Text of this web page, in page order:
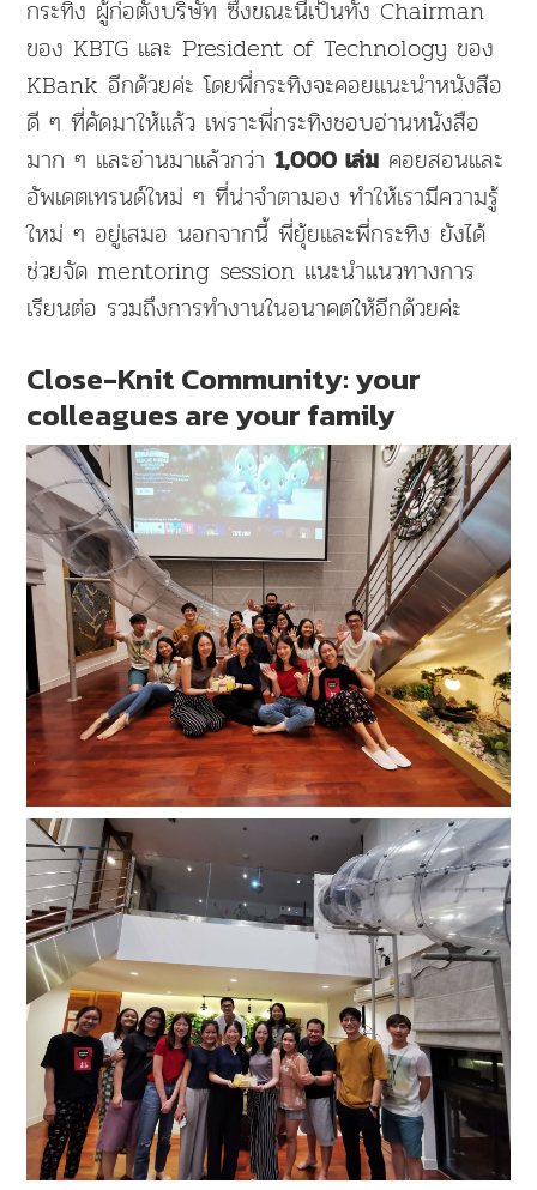
กระทิง ผู้ก่อตั้งบริษัท ซึ่งขณะนี้เป็นทั้ง Chairman
ของ KBTG และ President of Technology ของ
KBank อีกด้วยค่ะ โดยพี่กระทิงจะคอยแนะนำหนังสือ
ดี ๆ ที่คัดมาให้แล้ว เพราะพี่กระทิงชอบอ่านหนังสือ
มาก ๆ และอ่านมาแล้วกว่า1,000 เล่ม คอยสอนและ
อัพเดตเทรนด์ใหม่ ๆ ที่น่าจำตามอง ทำให้เรามีความรู้
ใหม่ ๆ อยู่เสมอ นอกจากนี้ พี่ยุ้ยและพี่กระทิง ยังได้
ช่วยจัด mentoring session แนะนำแนวทางการ
เรียนต่อ รวมถึงการทำงานในอนาคตให้อีกด้วยค่ะ
Close-Knit Community: your
colleagues are your family